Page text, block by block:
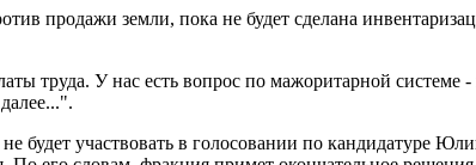
продажи земли, пока не будет сделана
труда. У нас есть вопрос по мажоритарной
будет участвовать в голосовании по кандидатуре